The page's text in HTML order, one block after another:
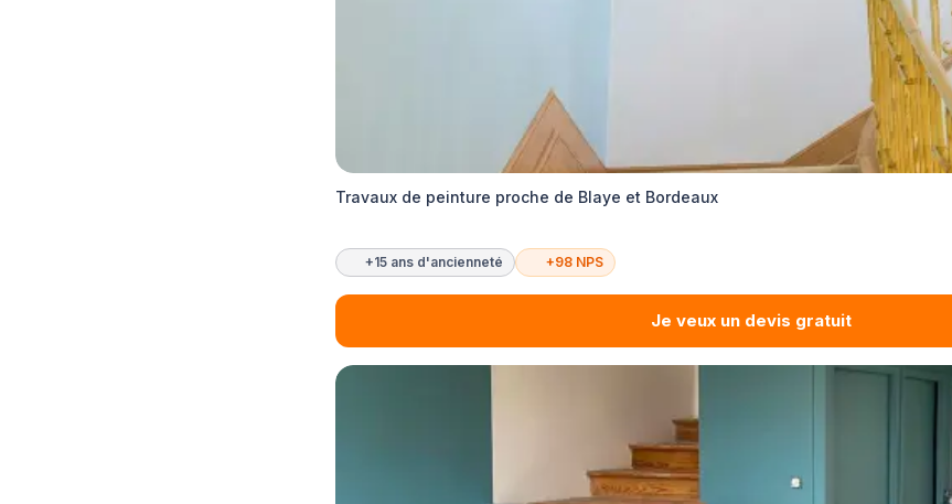
Travaux de peinture proche de Blaye et Bordeaux
+15 ans d'ancienneté +98 NPS
Je veux un devis gratuit